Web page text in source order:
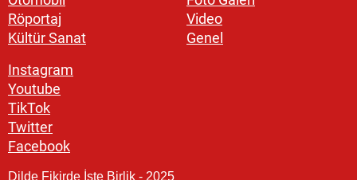
Röportaj
Kültür Sanat
Video
Genel
Instagram
Youtube
TikTok
Twitter
Facebook
Dilde Fikirde İşte Birlik - 2025